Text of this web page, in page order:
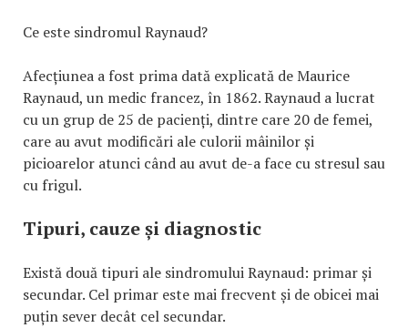
Ce este sindromul Raynaud?
Afecțiunea a fost prima dată explicată de Maurice
Raynaud, un medic francez, în 1862. Raynaud a lucrat
cu un grup de 25 de pacienți, dintre care 20 de femei,
care au avut modificări ale culorii mâinilor și
picioarelor atunci când au avut de-a face cu stresul sau
cu frigul.
Tipuri, cauze și diagnostic
Există două tipuri ale sindromului Raynaud: primar și
secundar. Cel primar este mai frecvent și de obicei mai
puțin sever decât cel secundar.